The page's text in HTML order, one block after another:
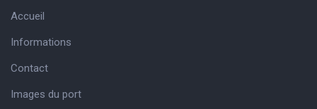
Accueil
Informations
Contact
Images du port